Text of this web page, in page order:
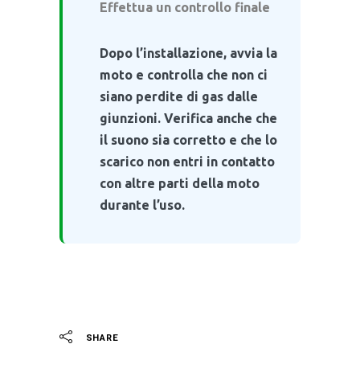
Effettua un controllo finale
Dopo l’installazione, avvia la
moto e controlla che non ci
siano perdite di gas dalle
giunzioni. Verifica anche che
il suono sia corretto e che lo
scarico non entri in contatto
con altre parti della moto
durante l’uso.
SHARE